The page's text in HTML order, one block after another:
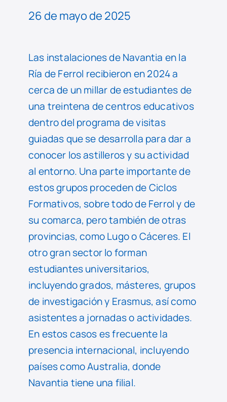
26 de mayo de 2025
Las instalaciones de Navantia en la
Ría de Ferrol recibieron en 2024 a
cerca de un millar de estudiantes de
una treintena de centros educativos
dentro del programa de visitas
guiadas que se desarrolla para dar a
conocer los astilleros y su actividad
al entorno. Una parte importante de
estos grupos proceden de Ciclos
Formativos, sobre todo de Ferrol y de
su comarca, pero también de otras
provincias, como Lugo o Cáceres. El
otro gran sector lo forman
estudiantes universitarios,
incluyendo grados, másteres, grupos
de investigación y Erasmus, así como
asistentes a jornadas o actividades.
En estos casos es frecuente la
presencia internacional, incluyendo
países como Australia, donde
Navantia tiene una filial.